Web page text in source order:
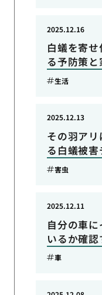
白蟻を寄
る予防策
2025.12.16
生活
その羽ア
る白蟻被害
2025.12.13
害虫
自分の車
いるか確
2025.12.11
車